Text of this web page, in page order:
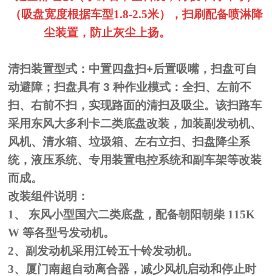
（吸盘宽度根据车型1.8-2.5米），扫刷配备喷淋降
尘装置，防止灰尘上扬。
清扫装置型式：中置四盘扫+后置吸嘴，扫盘可自
动避障；扫盘具有 3种作业模式：全扫、左前不
扫、右前不扫，实现路面的清扫及吸尘。该扫路车
采用东风大多利卡二类底盘改装，加装副发动机、
风机、清水箱、垃圾箱、左右立扫、扫盘降尘系
统，液压系统、专用装置电控系统和副车架等改装
而成。
改装组件说明：
1 、 东风小型国六二类底盘，配备朝阳朝柴 115K
W等各型号发动机。
2、副发动机采用江铃五十铃发动机。
3、厦门南超自动离合器，减少风机启动和停止时